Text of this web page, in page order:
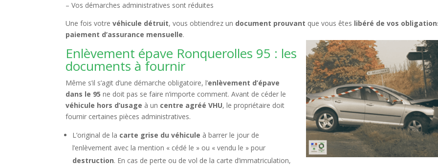
– Vos démarches administratives sont réduites
Une fois votrevéhicule détruit, vous obtiendrez un document prouvant que vous êtes libéré de vos
paiement d’assurance mensuelle.
Enlèvement épave Ronquerolles 95 : les
documents à fournir
Même s’il s’agit d’une démarche obligatoire, l’enlèvement d’épave
dans le 95 ne doit pas se faire n’importe comment. Avant de céder le
véhicule hors d’usage à un centre agréé VHU, le propriétaire doit
fournir certaines pièces administratives.
L’original de la carte grise du véhicule à barrer le jour de
l’enlèvement avec la mention « cédé le » ou « vendu le » pour
destruction. En cas de perte ou de vol de la carte d’immatriculation,